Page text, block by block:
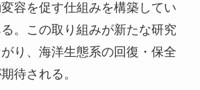
容を促す仕組みを構築してい
。この取り組みが新たな研究
り、海洋生態系の回復・保全
待される。